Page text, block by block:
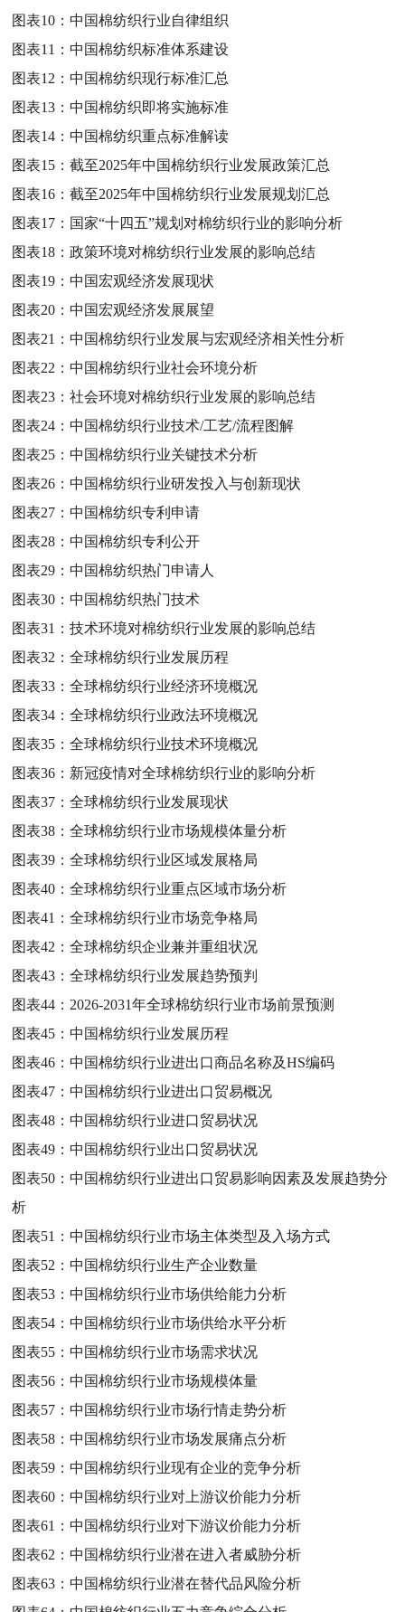
图表10：中国棉纺织行业自律组织
图表11：中国棉纺织标准体系建设
图表12：中国棉纺织现行标准汇总
图表13：中国棉纺织即将实施标准
图表14：中国棉纺织重点标准解读
图表15：截至2025年中国棉纺织行业发展政策汇总
图表16：截至2025年中国棉纺织行业发展规划汇总
图表17： 国家“十四五”规划对棉纺织行业的影响分析
图表18：政策环境对棉纺织行业发展的影响总结
图表19：中国宏观经济发展现状
图表20：中国宏观经济发展展望
图表21：中国棉纺织行业发展与宏观经济相关性分析
图表22：中国棉纺织行业社会环境分析
图表23：社会环境对棉纺织行业发展的影响总结
图表24：中国棉纺织行业技术/工艺/流程图解
图表25：中国棉纺织行业关键技术分析
图表26：中国棉纺织行业研发投入与创新现状
图表27：中国棉纺织专利申请
图表28：中国棉纺织专利公开
图表29：中国棉纺织热门申请人
图表30：中国棉纺织热门技术
图表31：技术环境对棉纺织行业发展的影响总结
图表32：全球棉纺织行业发展历程
图表33：全球棉纺织行业经济环境概况
图表34：全球棉纺织行业政法环境概况
图表35：全球棉纺织行业技术环境概况
图表36： 新冠疫情对全球棉纺织行业的影响分析
图表37：全球棉纺织行业发展现状
图表38：全球棉纺织行业市场规模体量分析
图表39：全球棉纺织行业区域发展格局
图表40：全球棉纺织行业重点区域市场分析
图表41：全球棉纺织行业市场竞争格局
图表42：全球棉纺织企业兼并重组状况
图表43：全球棉纺织行业发展趋势预判
图表44： 2026-2031年全球棉纺织行业市场前景预测
图表45：中国棉纺织行业发展历程
图表46：中国棉纺织行业进出口商品名称及HS编码
图表47：中国棉纺织行业进出口贸易概况
图表48：中国棉纺织行业进口贸易状况
图表49：中国棉纺织行业出口贸易状况
图表50：中国棉纺织行业进出口贸易影响因素及发展趋势分
析
图表51：中国棉纺织行业市场主体类型及入场方式
图表52：中国棉纺织行业生产企业数量
图表53：中国棉纺织行业市场供给能力分析
图表54：中国棉纺织行业市场供给水平分析
图表55：中国棉纺织行业市场需求状况
图表56：中国棉纺织行业市场规模体量
图表57：中国棉纺织行业市场行情走势分析
图表58：中国棉纺织行业市场发展痛点分析
图表59：中国棉纺织行业现有企业的竞争分析
图表60：中国棉纺织行业对上游议价能力分析
图表61：中国棉纺织行业对下游议价能力分析
图表62：中国棉纺织行业潜在进入者威胁分析
图表63：中国棉纺织行业潜在替代品风险分析